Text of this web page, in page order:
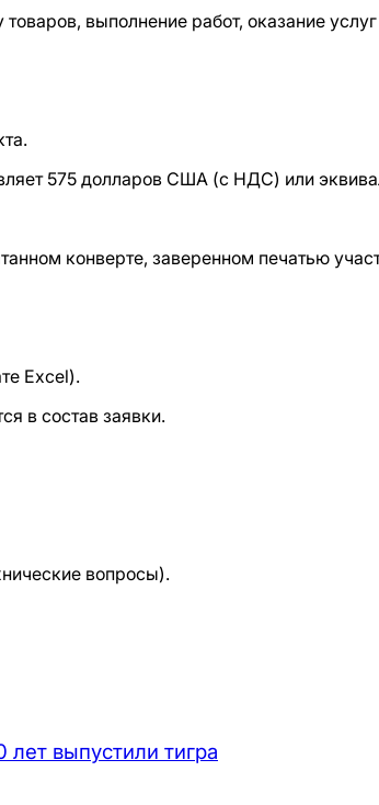
выполнение работ, оказание
575 долларов США (с НДС) или
конверте, заверенном печатью
Excel).
в состав заявки.
вопросы).
выпустили тигра